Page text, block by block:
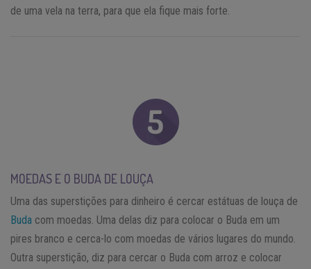
de uma vela na terra, para que ela fique mais forte.
MOEDAS E O BUDA DE LOUÇA
Uma das superstições para dinheiro é cercar estátuas de louça de
Buda com moedas. Uma delas diz para colocar o Buda em um
pires branco e cerca-lo com moedas de vários lugares do mundo.
Outra superstição, diz para cercar o Buda com arroz e colocar